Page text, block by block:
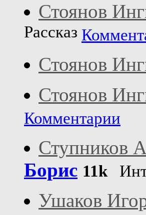
Стоянов
Рассказ
Стоянов
Стоянов
Комментарии
Ступников
Борис 11k
Ушаков